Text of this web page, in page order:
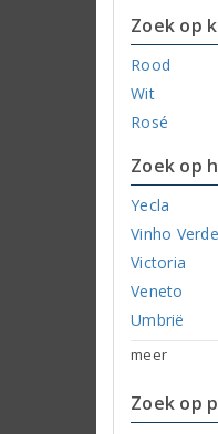
Zoek op
Rood
Wit
Rosé
Zoek op
Yecla
Vinho Verde
Victoria
Veneto
Umbrië
meer
Zoek op